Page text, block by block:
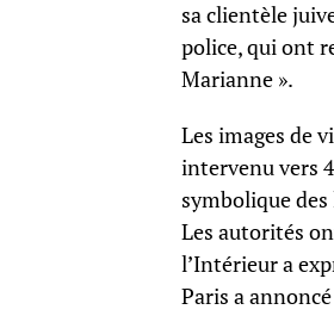
sa clientèle
police, qui ont
Marianne ».
Les images de
intervenu vers
symbolique
Les autorités
l’Intérieur a
Paris a